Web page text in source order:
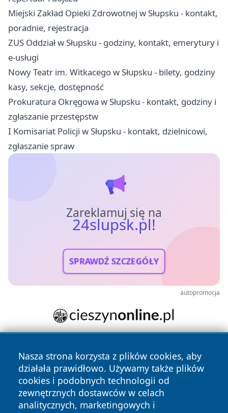
Miejski Zakład Opieki Zdrowotnej w Słupsku - kontakt,
poradnie, rejestracja
ZUS Oddział w Słupsku - godziny, kontakt, emerytury i
e-usługi
Nowy Teatr im. Witkacego w Słupsku - bilety, godziny
kasy, sekcje, dostępność
Prokuratura Okręgowa w Słupsku - kontakt, godziny i
zgłaszanie przestępstw
I Komisariat Policji w Słupsku - kontakt, dzielnicowi,
zgłaszanie spraw
Zareklamuj się na
24slupsk.pl!
SPRAWDŹ SZCZEGÓŁY
autopromocja
Nasza strona korzysta z plików cookies, aby
działała prawidłowo. Używamy także plików
cookies i podobnych technologii od
zewnętrznych dostawców w celach
analitycznych, marketingowych i
Copyright © 2026 24slupsk.pl Wszystkie prawa zastrzeżone.